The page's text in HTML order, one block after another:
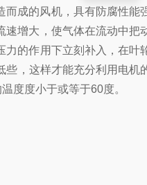
风机，具有防腐性能强
增大，使气体在流动中
力的作用下立刻补入，在叶
低些，这样才能充分利用电
小于或等于60度。